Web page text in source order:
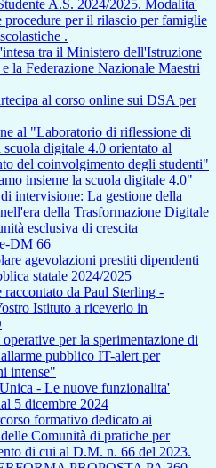
A.S. 2024/2025. Modalita'
procedure per il rilascio per famiglie
.
tra il Ministero dell'Istruzione
la Federazione Nazionale Maestri
al corso online sui DSA per
al "Laboratorio di riflessione di
scuola digitale 4.0 orientato al
del coinvolgimento degli studenti"
insieme la scuola digitale 4.0"
intervisione: La gestione della
della Trasformazione Digitale
esclusiva di crescita
DM 66
agevolazioni prestiti dipendenti
statale 2024/2025
raccontato da Paul Sterling -
Istituto a riceverlo in
per la sperimentazione di
pubblico IT-alert per
intense"
- Le nuove funzionalita'
5 dicembre 2024
formativo dedicato ai
Comunità di pratiche per
di cui al D.M. n. 66 del 2023.